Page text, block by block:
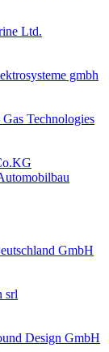
Ltd.
gmbh
Technologies
GmbH
srl
Design GmbH